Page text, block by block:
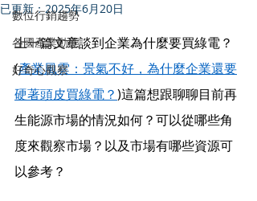
數位行銷趨勢
各國產業動態
好奇心觀察
已更新：2025年6月20日
上一篇文章談到企業為什麼要買綠電？
(產業風雲：景氣不好，為什麼企業還要
硬著頭皮買綠電？)這篇想跟聊聊目前再
生能源市場的情況如何？可以從哪些角
度來觀察市場？以及市場有哪些資源可
以參考？